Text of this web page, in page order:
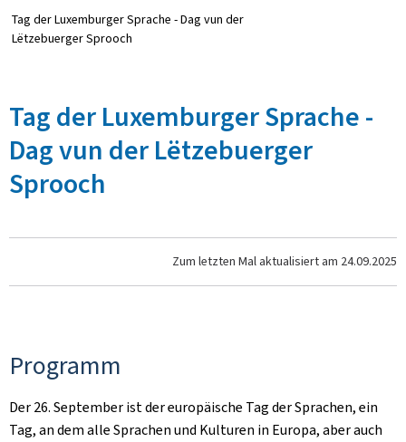
Tag der Luxemburger Sprache - Dag vun der
Lëtzebuerger Sprooch
Tag der Luxemburger Sprache -
Dag vun der Lëtzebuerger
Sprooch
Zum letzten Mal aktualisiert am 24.09.2025
Programm
Der 26. September ist der europäische Tag der Sprachen, ein
Tag, an dem alle Sprachen und Kulturen in Europa, aber auch